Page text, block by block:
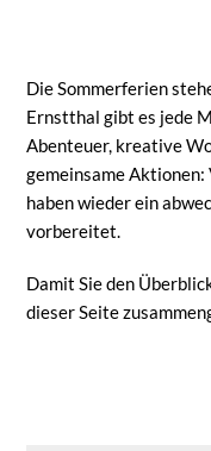
Die Sommerferien
Ernstthal gibt es jede
Abenteuer, kreative
gemeinsame
haben wieder ein
vorbereitet.
Damit Sie den
dieser Seite